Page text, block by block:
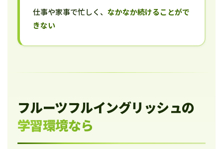
仕事や家事で忙しく、 なかなか続けることがで
きない
フルーツフルイングリッシュの
学習環境なら